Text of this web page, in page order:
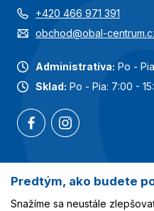
+420 466 971 391
obchod@obal-
Administratíva: Po -
Sklad: Po - Pia: 7:00 -
Najobľúbenejšie
Predtým, ako budete
Snažíme sa neustále